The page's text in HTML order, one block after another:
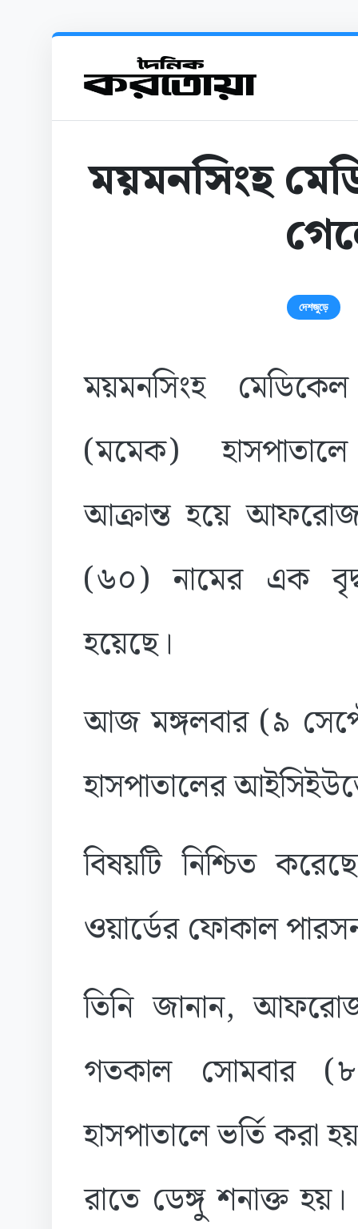
ময়মনসিংহ
দেশজুড়ে
ময়মনসিংহ
(মমেক)
আক্রান্ত হয়ে
(৬০) নামের এক
হয়েছে।
আজ মঙ্গলবার (৯
হাসপাতালের
বিষয়টি নিশ্চিত
ওয়ার্ডের ফোকাল
তিনি জানান,
গতকাল সোমবার
হাসপাতালে ভর্তি করা
রাতে ডেঙ্গু শনাক্ত